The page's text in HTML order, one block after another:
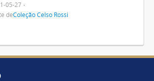
05-27
deColeção Celso Rossi